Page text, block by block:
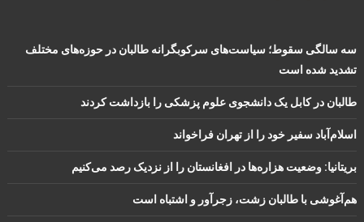
سه سالگی سقوط؛ سیاست‌های سرکوبگرانه طالبان در حوزه‌های مختلف
تشدید شده است
طالبان در کابل یک دانشجوی علوم پزشکی را بازداشت کردند
اسلام‌آباد سفیر خود را از تهران فراخواند
بریتانیا: وضعیت هزاره‌ها در افغانستان را از نزدیک رصد می‌کنیم
هم‌آغوشی با طالبان زشت، زجرآور و اشتباه است